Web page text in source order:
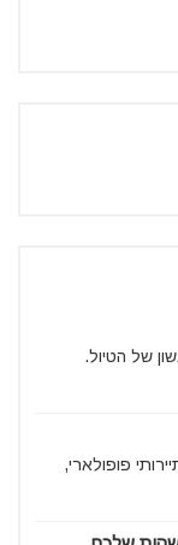
של הטיול.
פופולארי,